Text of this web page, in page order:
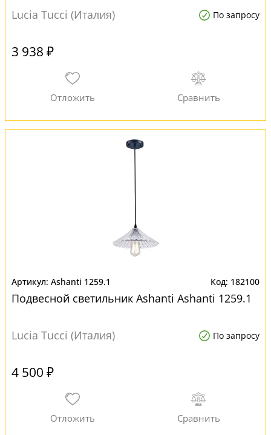
Lucia Tucci (Италия) По запросу
3 938 ₽
Ashanti 1259.1 182100
Подвесной светильник Ashanti Ashanti 1259.1
Lucia Tucci (Италия) По запросу
4 500 ₽